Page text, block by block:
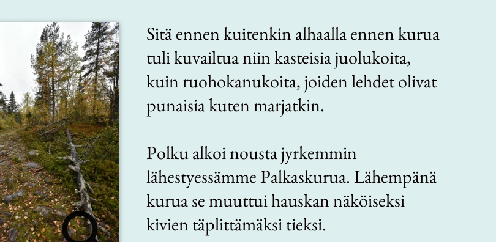
Sitä ennen kuitenkin alhaalla ennen kurua
tuli kuvailtua niin kasteisia juolukoita,
kuin ruohokanukoita, joiden lehdet olivat
punaisia kuten marjatkin.
Polku alkoi nousta jyrkemmin
lähestyessämme Palkaskurua. Lähempänä
kurua se muuttui hauskan näköiseksi
kivien täplittämäksi tieksi.